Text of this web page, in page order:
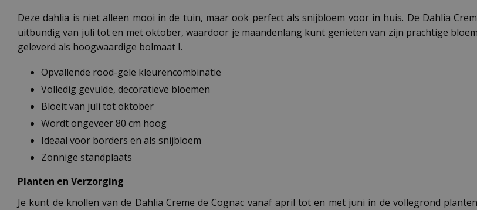
Deze dahlia is niet alleen mooi in de tuin, maar ook perfect als snijbloem voor in huis. De Dahlia
uitbundig van juli tot en met oktober, waardoor je maandenlang kunt genieten van zijn prachtige
geleverd als hoogwaardige bolmaat I.
Opvallende rood-gele kleurencombinatie
Volledig gevulde, decoratieve bloemen
Bloeit van juli tot oktober
Wordt ongeveer 80 cm hoog
Ideaal voor borders en als snijbloem
Zonnige standplaats
Planten en Verzorging
Je kunt de knollen van de Dahlia Creme de Cognac vanaf april tot en met juni in de vollegrond